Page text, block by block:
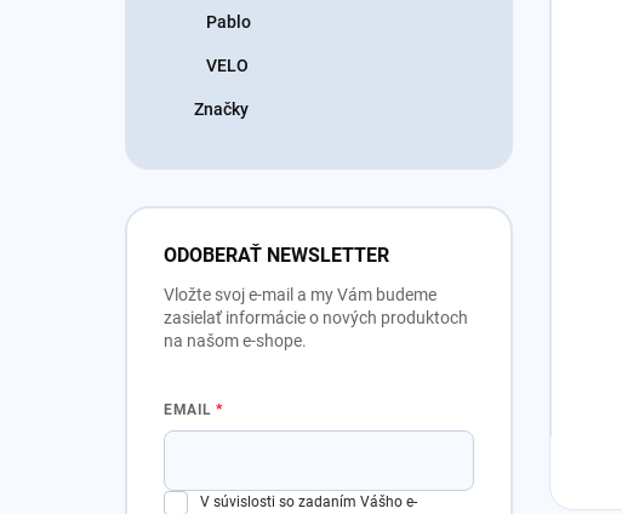
Pablo
VELO
Značky
ODOBERAŤ NEWSLETTER
Vložte svoj e-mail a my Vám budeme
zasielať informácie o nových produktoch
na našom e-shope.
EMAIL
V súvislosti so zadaním Vášho e-